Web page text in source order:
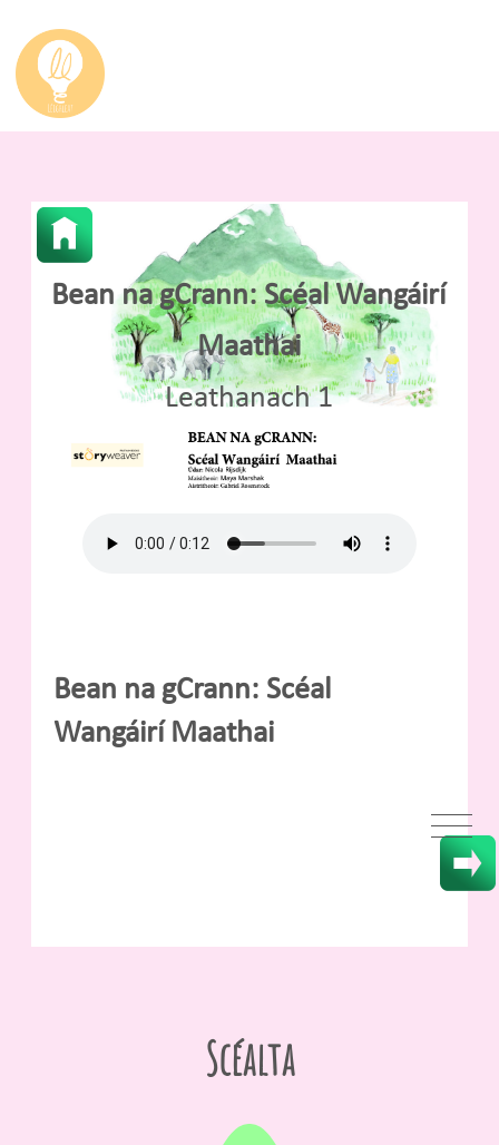
Bean na gCrann: Scéal Wangáirí
Maathai
Leathanach 1
Bean na gCrann: Scéal
Wangáirí Maathai
Scéalta